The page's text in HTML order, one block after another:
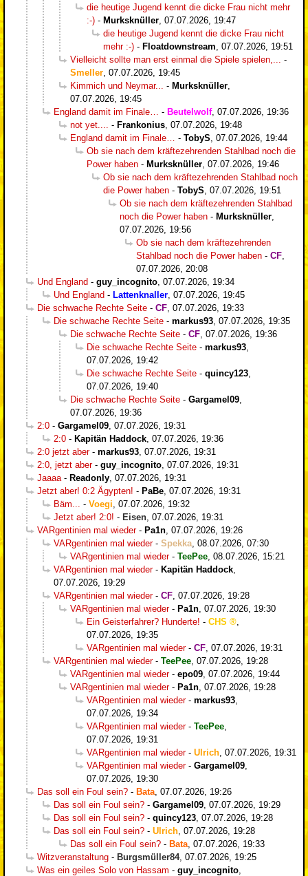
die heutige Jugend kennt die dicke Frau nicht mehr
:-) - Murksknüller 07.07.2026, 19:47
die heutige Jugend kennt die dicke Frau nicht
mehr :-) - Floatdownstream 07.07.2026, 19:51
Vielleicht sollte man erst einmal die Spiele spielen,...
-
Smeller 07.07.2026, 19:45
Kimmich und Neymar...
- Murksknüller
07.07.2026, 19:45
England damit im Finale…
- Beutelwolf, 07.07.2026, 19:36
not yet....
- Frankonius 07.07.2026, 19:48
England damit im Finale…
- TobyS 07.07.2026, 19:44
Ob sie nach dem kräftezehrenden Stahlbad noch die
Power haben - Murksknüller 07.07.2026, 19:46
Ob sie nach dem kräftezehrenden Stahlbad noch
die Power haben - TobyS 07.07.2026, 19:51
Ob sie nach dem kräftezehrenden Stahlbad
noch die Power haben - Murksknüller
07.07.2026, 19:56
Ob sie nach dem kräftezehrenden
Stahlbad noch die Power haben - CF
07.07.2026, 20:08
Und England - guy_incognito 07.07.2026, 19:34
Und England - Lattenknaller 07.07.2026, 19:45
Die schwache Rechte Seite - CF 07.07.2026, 19:33
Die schwache Rechte Seite - markus93 07.07.2026, 19:35
Die schwache Rechte Seite - CF 07.07.2026, 19:36
Die schwache Rechte Seite - markus93
07.07.2026, 19:42
Die schwache Rechte Seite - quincy123
07.07.2026, 19:40
Die schwache Rechte Seite - Gargamel09
07.07.2026, 19:36
2:0 - Gargamel09 07.07.2026, 19:31
2:0 - Kapitän Haddock 07.07.2026, 19:36
2:0 jetzt aber- markus93 07.07.2026, 19:31
2:0, jetzt aber- guy_incognito 07.07.2026, 19:31
Jaaaa - Readonly 07.07.2026, 19:31
Jetzt aber! 0:2 Ägypten! - PaBe 07.07.2026, 19:31
Bäm...
- Voegi 07.07.2026, 19:32
Jetzt aber! 2:0! - Eisen 07.07.2026, 19:31
VARgentinien mal wieder- Pa1n 07.07.2026, 19:26
VARgentinien mal wieder- Spekka 08.07.2026, 07:30
VARgentinien mal wieder- TeePee 08.07.2026, 15:21
VARgentinien mal wieder- Kapitän Haddock
07.07.2026, 19:29
VARgentinien mal wieder- CF 07.07.2026, 19:28
VARgentinien mal wieder- Pa1n 07.07.2026, 19:30
Ein Geisterfahrer? Hunderte! - CHS
07.07.2026, 19:35
VARgentinien mal wieder- CF 07.07.2026, 19:31
VARgentinien mal wieder- TeePee 07.07.2026, 19:28
VARgentinien mal wieder- epo09 07.07.2026, 19:44
VARgentinien mal wieder- Pa1n 07.07.2026, 19:28
VARgentinien mal wieder- markus93
07.07.2026, 19:34
VARgentinien mal wieder- TeePee
07.07.2026, 19:31
VARgentinien mal wieder- Ulrich 07.07.2026, 19:31
VARgentinien mal wieder- Gargamel09
07.07.2026, 19:30
Das soll ein Foul sein? - Bata 07.07.2026, 19:26
Das soll ein Foul sein? - Gargamel09 07.07.2026, 19:29
Das soll ein Foul sein? - quincy123 07.07.2026, 19:28
Das soll ein Foul sein? - Ulrich 07.07.2026, 19:28
Das soll ein Foul sein? - Bata 07.07.2026, 19:33
Witzveranstaltung - Burgsmüller84, 07.07.2026, 19:25
Was ein geiles Solo von Hassam - guy_incognito